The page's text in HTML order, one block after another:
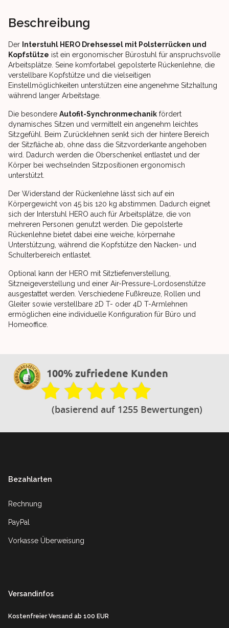
Beschreibung
Der Interstuhl HERO Drehsessel mit Polsterrücken und
Kopfstütze ist ein ergonomischer Bürostuhl für anspruchsvolle
Arbeitsplätze. Seine komfortabel gepolsterte Rückenlehne, die
verstellbare Kopfstütze und die vielseitigen
Einstellmöglichkeiten unterstützen eine angenehme Sitzhaltung
während langer Arbeitstage.
Die besondere Autofit-Synchronmechanik fördert
dynamisches Sitzen und vermittelt ein angenehm leichtes
Sitzgefühl. Beim Zurücklehnen senkt sich der hintere Bereich
der Sitzfläche ab, ohne dass die Sitzvorderkante angehoben
wird. Dadurch werden die Oberschenkel entlastet und der
Körper bei wechselnden Sitzpositionen ergonomisch
unterstützt.
Der Widerstand der Rückenlehne lässt sich auf ein
Körpergewicht von 45 bis 120 kg abstimmen. Dadurch eignet
sich der Interstuhl HERO auch für Arbeitsplätze, die von
mehreren Personen genutzt werden. Die gepolsterte
Rückenlehne bietet dabei eine weiche, körpernahe
Unterstützung, während die Kopfstütze den Nacken- und
Schulterbereich entlastet.
Optional kann der HERO mit Sitztiefenverstellung,
Sitzneigeverstellung und einer Air-Pressure-Lordosenstütze
ausgestattet werden. Verschiedene Fußkreuze, Rollen und
Gleiter sowie verstellbare 2D T- oder 4D T-Armlehnen
ermöglichen eine individuelle Konfiguration für Büro und
Homeoffice.
100% zufriedene Kunden
(basierend auf 1255 Bewertungen)
Bezahlarten
Rechnung
PayPal
Vorkasse Überweisung
Versandinfos
Kostenfreier Versand ab 100 EUR